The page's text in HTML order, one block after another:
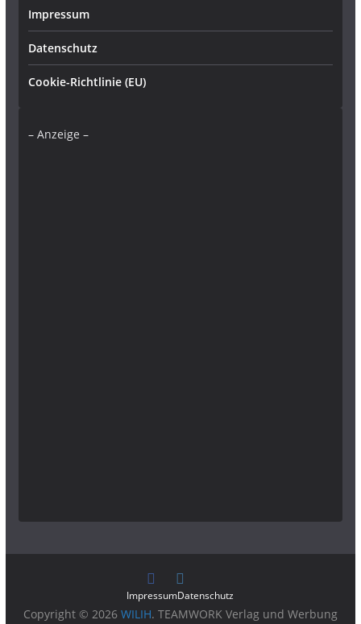
Impressum
Datenschutz
Cookie-Richtlinie (EU)
– Anzeige –
ImpressumDatenschutz
Copyright © 2026 WILIH. TEAMWORK Verlag und Werbung